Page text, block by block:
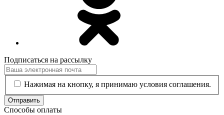
Подписаться на рассылку
Нажимая на кнопку, я принимаю условия соглашения.
Отправить
Способы оплаты